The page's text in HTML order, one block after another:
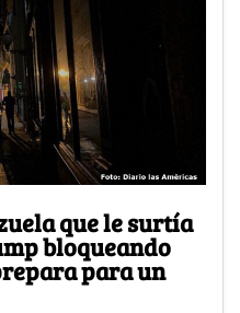
que le surtía
bloqueando
para un